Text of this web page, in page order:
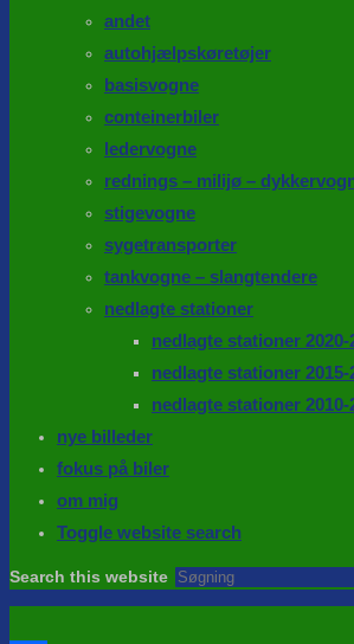
andet
autohjælpskøretøjer
basisvogne
conteinerbiler
ledervogne
rednings – milijø –
stigevogne
sygetransporter
tankvogne – slangtendere
nedlagte stationer
nedlagte stationer 2020-
nedlagte stationer 2015-
nedlagte stationer 2010-
nye billeder
fokus på biler
om mig
Toggle website search
Search this website